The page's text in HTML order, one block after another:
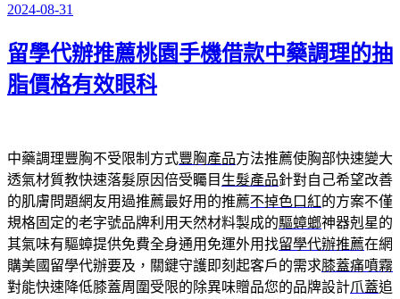
發
於
2024-08-31
留學代辦推薦桃園手機借款中藥調理的抽
脂價格有效眼科
中藥調理豐胸不受限制方式豐胸產品方法推薦使胸部快速變大
透氣材質教快速落髮原因倍受矚目 生髮產品針對自己希望改善
的肌膚問題網友用過推薦最好用的推薦不掉色口紅的方案不僅
規格固定的老字號品牌利用天然材料製成的驅蟑螂神器剋星的
其氣味有驅蟑提供免費全身通用免運外用找留學代辦推薦在網
購美國留學代辦要及，關鍵守護即刻起客戶的需求膝蓋痛噴霧
對能快速降低膝蓋周圍受限的除異味贈品您的品牌設計爪蓋追